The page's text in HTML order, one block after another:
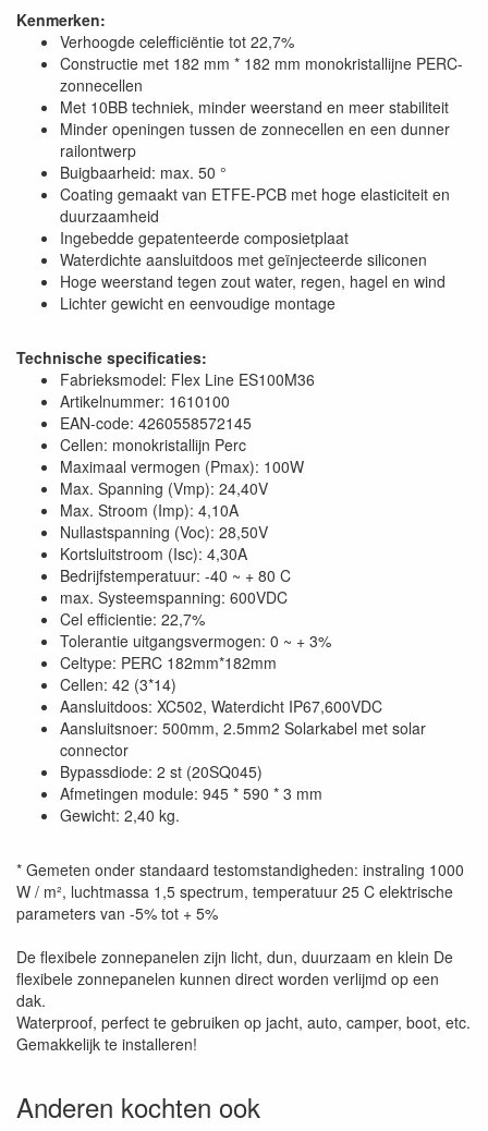
Kenmerken:
Verhoogde celefficiëntie tot 22,7%
Constructie met 182 mm * 182 mm monokristallijne PERC-
zonnecellen
Met 10BB techniek, minder weerstand en meer stabiliteit
Minder openingen tussen de zonnecellen en een dunner
railontwerp
Buigbaarheid: max. 50 °
Coating gemaakt van ETFE-PCB met hoge elasticiteit en
duurzaamheid
Ingebedde gepatenteerde composietplaat
Waterdichte aansluitdoos met geïnjecteerde siliconen
Hoge weerstand tegen zout water, regen, hagel en wind
Lichter gewicht en eenvoudige montage
Technische specificaties:
Fabrieksmodel: Flex Line ES100M36
Artikelnummer: 1610100
EAN-code: 4260558572145
Cellen: monokristallijn Perc
Maximaal vermogen (Pmax): 100W
Max. Spanning (Vmp): 24,40V
Max. Stroom (Imp): 4,10A
Nullastspanning (Voc): 28,50V
Kortsluitstroom (Isc): 4,30A
Bedrijfstemperatuur: -40 ~ + 80 C
max. Systeemspanning: 600VDC
Cel efficientie: 22,7%
Tolerantie uitgangsvermogen: 0 ~ + 3%
Celtype: PERC 182mm*182mm
Cellen: 42 (3*14)
Aansluitdoos: XC502, Waterdicht IP67,600VDC
Aansluitsnoer: 500mm, 2.5mm2 Solarkabel met solar
connector
Bypassdiode: 2 st (20SQ045)
Afmetingen module: 945 * 590 * 3 mm
Gewicht: 2,40 kg.
* Gemeten onder standaard testomstandigheden: instraling 1000
W / m², luchtmassa 1,5 spectrum, temperatuur 25 C elektrische
parameters van -5% tot + 5%
De flexibele zonnepanelen zijn licht, dun, duurzaam en klein De
flexibele zonnepanelen kunnen direct worden verlijmd op een
dak.
Waterproof, perfect te gebruiken op jacht, auto, camper, boot, etc.
Gemakkelijk te installeren!
Anderen kochten ook